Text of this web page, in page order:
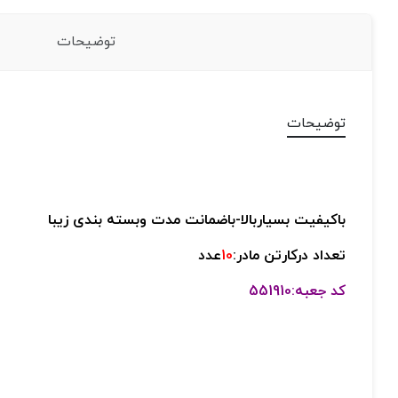
توضیحات
توضیحات
باکیفیت بسیاربالا-باضمانت مدت وبسته بندی زیبا
تعداد درکارتن مادر:10عدد
کد جعبه:551910